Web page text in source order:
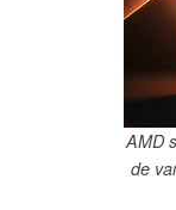
AMD
de